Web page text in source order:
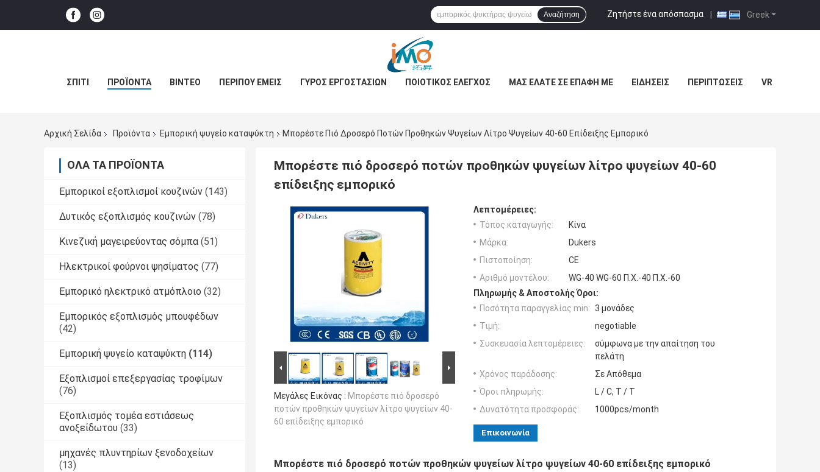
Greek
Ζητήστε ένα απόσπασμα |
Αναζήτηση
ΣΠΊΤΙ ΠΡΟΪΌΝΤΑ ΒΊΝΤΕΟ ΠΕΡΊΠΟΥ ΕΜΕΊΣ ΓΎΡΟΣ ΕΡΓΟΣΤΑΣΊΩΝ ΠΟΙΟΤΙΚΌΣ ΈΛΕΓΧΟΣ ΜΑΣ ΕΛΆΤΕ ΣΕ ΕΠΑΦΉ ΜΕ ΕΙΔΉΣΕΙΣ ΠΕΡΙΠΤΏΣΕΙΣ VR
Αρχική Σελίδα Προϊόντα Εμπορική ψυγείο καταψύκτη Μπορέστε Πιό Δροσερό Ποτών Προθηκών Ψυγείων Λίτρο Ψυγείων 40-60 Επίδειξης Εμπορικό
ΌΛΑ ΤΑ ΠΡΟΪΌΝΤΑ
Εμπορικοί εξοπλισμοί κουζινών (143)
Δυτικός εξοπλισμός κουζινών (78)
Κινεζική μαγειρεύοντας σόμπα (51)
Ηλεκτρικοί φούρνοι ψησίματος (77)
Εμπορικό ηλεκτρικό ατμόπλοιο (32)
Εμπορικός εξοπλισμός μπουφέδων
(42)
Εμπορική ψυγείο καταψύκτη (114)
Εξοπλισμοί επεξεργασίας τροφίμων
(76)
Εξοπλισμός τομέα εστιάσεως
ανοξείδωτου (33)
μηχανές πλυντηρίων ξενοδοχείων
(13)
Μπορέστε πιό δροσερό ποτών προθηκών ψυγείων λίτρο ψυγείων 40-60
επίδειξης εμπορικό
Μεγάλες Εικόνας : Μπορέστε πιό δροσερό
ποτών προθηκών ψυγείων λίτρο ψυγείων 40-
60 επίδειξης εμπορικό
Λεπτομέρειες:
Τόπος καταγωγής:
Κίνα
Μάρκα:
Dukers
Πιστοποίηση:
CE
Αριθμό μοντέλου:
WG-40 WG-60 Π.Χ.-40 Π.Χ.-60
Πληρωμής & Αποστολής Όροι:
Ποσότητα παραγγελίας min: 3 μονάδες
Τιμή:
negotiable
Συσκευασία λεπτομέρειες:
σύμφωνα με την απαίτηση του
πελάτη
Χρόνος παράδοσης:
Σε Απόθεμα
Όροι πληρωμής:
L / C, T / T
Δυνατότητα προσφοράς:
1000pcs/month
Επικοινωνία
Μπορέστε πιό δροσερό ποτών προθηκών ψυγείων λίτρο ψυγείων 40-60 επίδειξης εμπορικό